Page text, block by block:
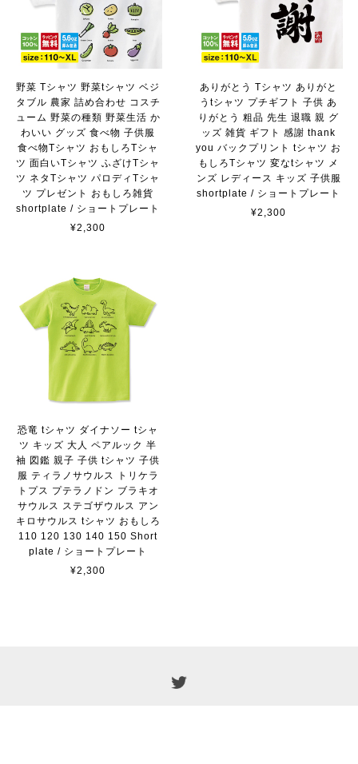
野菜 Tシャツ 野菜tシャツ ベジ
タブル 農家 詰め合わせ コスチ
ューム 野菜の種類 野菜生活 か
わいい グッズ 食べ物 子供服
食べ物Tシャツ おもしろTシャ
ツ 面白いTシャツ ふざけTシャ
ツ ネタTシャツ パロディTシャ
ツ プレゼント おもしろ雑貨
shortplate / ショートプレート
¥2,300
ありがとう Tシャツ ありがと
うtシャツ プチギフト 子供 あ
りがとう 粗品 先生 退職 親 グ
ッズ 雑貨 ギフト 感謝 thank
you バックプリント tシャツ お
もしろTシャツ 変なtシャツ メ
ンズ レディース キッズ 子供服
shortplate / ショートプレート
¥2,300
恐竜 tシャツ ダイナソー tシャ
ツ キッズ 大人 ペアルック 半
袖 図鑑 親子 子供 tシャツ 子供
服 ティラノサウルス トリケラ
トプス プテラノドン ブラキオ
サウルス ステゴザウルス アン
キロサウルス tシャツ おもしろ
110 120 130 140 150 Short
plate / ショートプレート
¥2,300